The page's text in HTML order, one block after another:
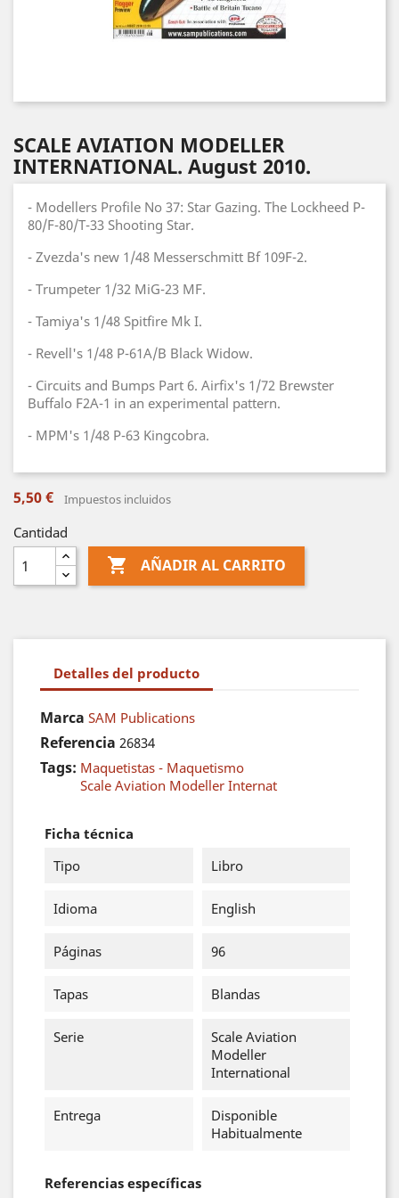
SCALE AVIATION MODELLER
INTERNATIONAL. August 2010.
- Modellers Profile No 37: Star Gazing. The Lockheed P-
80/F-80/T-33 Shooting Star.
- Zvezda's new 1/48 Messerschmitt Bf 109F-2.
- Trumpeter 1/32 MiG-23 MF.
- Tamiya's 1/48 Spitfire Mk I.
- Revell's 1/48 P-61A/B Black Widow.
- Circuits and Bumps Part 6. Airfix's 1/72 Brewster
Buffalo F2A-1 in an experimental pattern.
- MPM's 1/48 P-63 Kingcobra.
5,50 € Impuestos incluidos
Cantidad
 AÑADIR AL CARRITO
Detalles del producto
Marca SAM Publications
Referencia 26834
Tags: Maquetistas - Maquetismo
Scale Aviation Modeller Internat
Ficha técnica
Tipo
Libro
Idioma English
Páginas 96
Tapas Blandas
Serie
Scale Aviation
Modeller
International
Entrega
Disponible
Habitualmente
Referencias específicas